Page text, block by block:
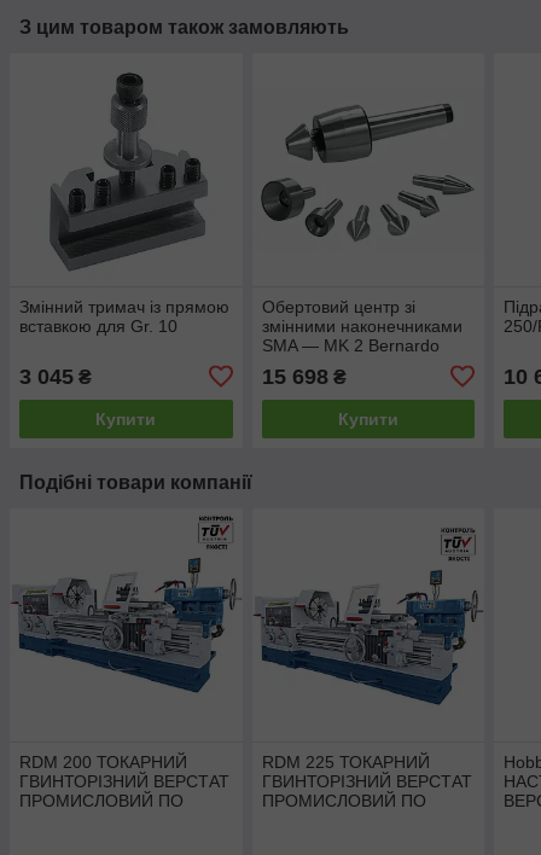
З цим товаром також замовляють
Змінний тримач із прямою
вставкою для Gr. 10
3 045 ₴
Купити
Обертовий центр зі
змінними наконечниками
SMA — MK 2 Bernardo
15 698₴
Купити
10
Подібні товари компанії
RDM 200 ТОКАРНИЙ
ГВИНТОРІЗНИЙ ВЕРСТАТ
ПРОМИСЛОВИЙ ПО
RDM 225 ТОКАРНИЙ
ГВИНТОРІЗНИЙ ВЕРСТАТ
ПРОМИСЛОВИЙ ПО